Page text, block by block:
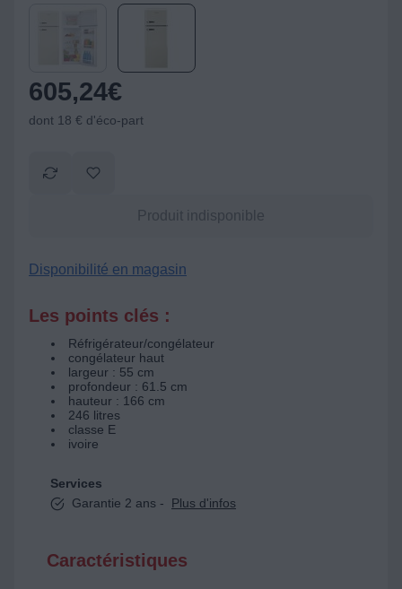
605,24€
dont 18 € d'éco-part
Produit indisponible
Disponibilité en magasin
Les points clés :
Réfrigérateur/congélateur
congélateur haut
largeur : 55 cm
profondeur : 61.5 cm
hauteur : 166 cm
246 litres
classe E
ivoire
Services
Garantie 2 ans -
Plus d'infos
Caractéristiques